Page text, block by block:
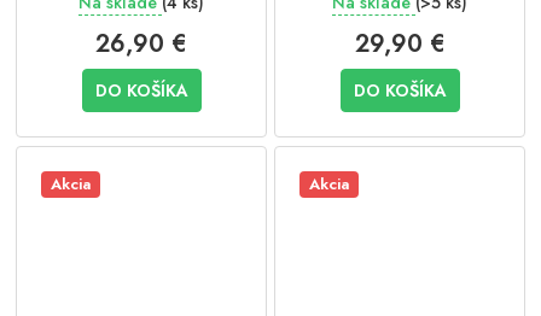
26,90 €
DO KOŠÍKA
29,90 €
DO KOŠÍKA
Akcia Akcia